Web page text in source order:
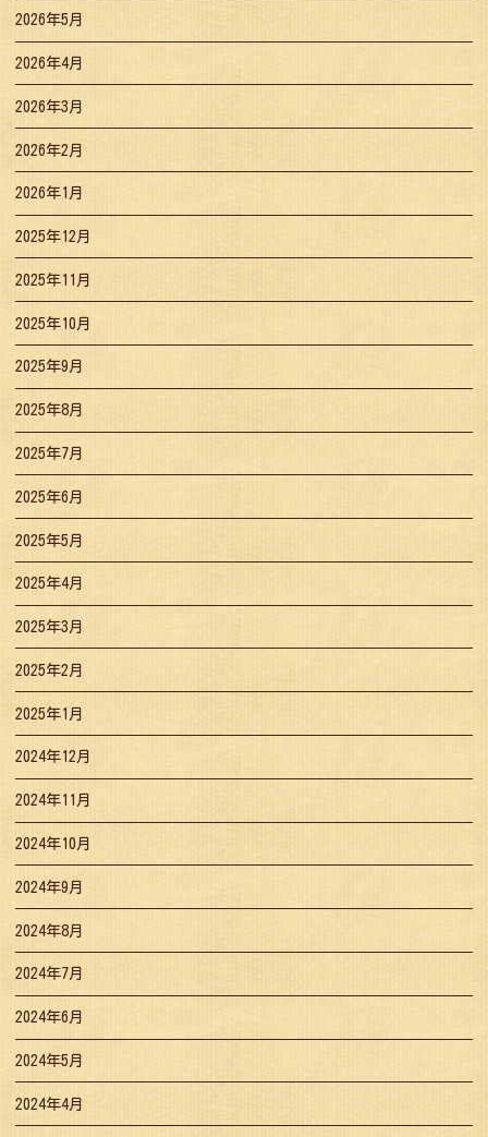
2026年5月
2026年4月
2026年3月
2026年2月
2026年1月
2025年12月
2025年11月
2025年10月
2025年9月
2025年8月
2025年7月
2025年6月
2025年5月
2025年4月
2025年3月
2025年2月
2025年1月
2024年12月
2024年11月
2024年10月
2024年9月
2024年8月
2024年7月
2024年6月
2024年5月
2024年4月